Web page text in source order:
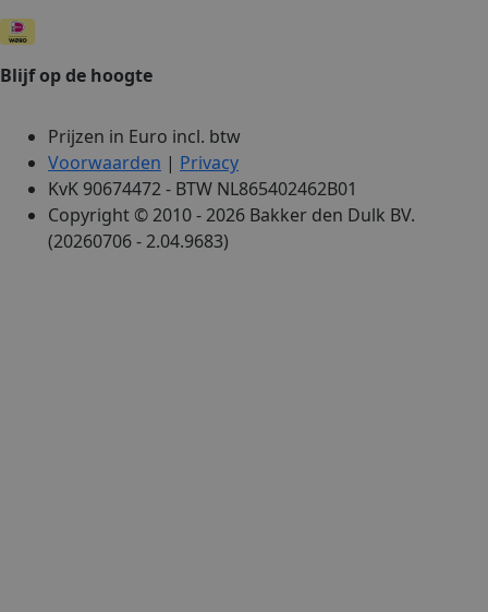
Blijf op de hoogte
Prijzen in Euro incl. btw
Voorwaarden | Privacy
KvK 90674472 - BTW NL865402462B01
Copyright © 2010 - 2026 Bakker den Dulk BV.
(20260706 - 2.04.9683)